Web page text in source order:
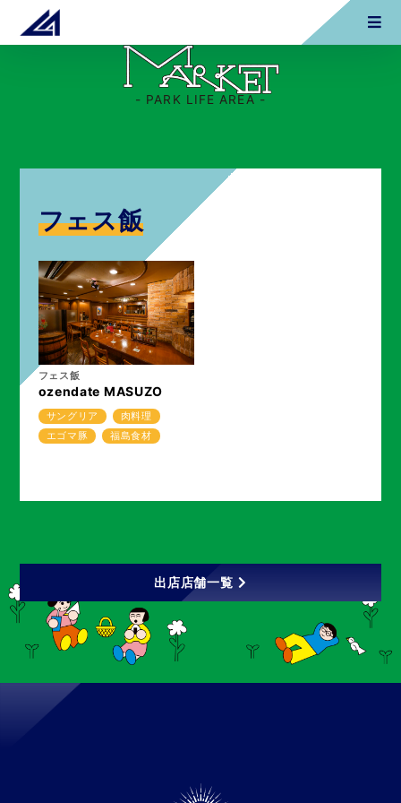
- PARK LIFE AREA -
フェス飯
フェス飯
ozendate MASUZO
サングリア
肉料理
エゴマ豚
福島食材
出店店舗一覧